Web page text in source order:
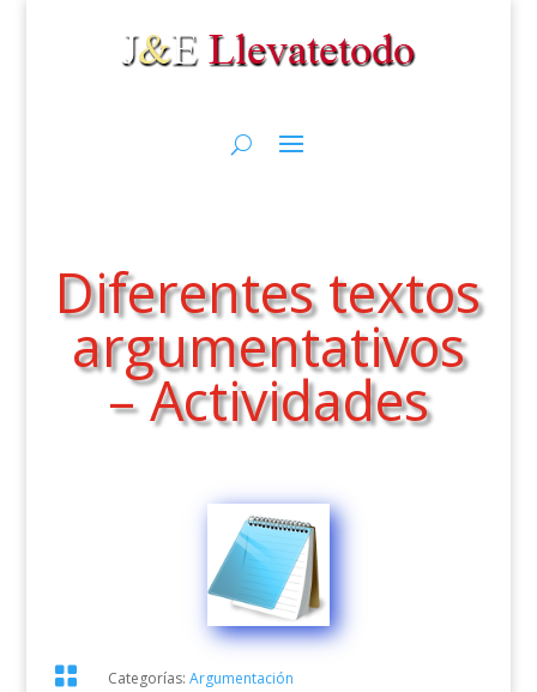
Diferentes textos
argumentativos
– Actividades
 Categorías: Argumentación